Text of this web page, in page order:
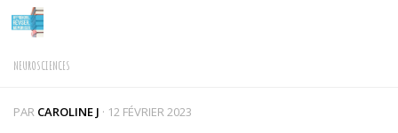
Skip to content
NEUROSCIENCES
PAR CAROLINE J · 12 FÉVRIER 2023